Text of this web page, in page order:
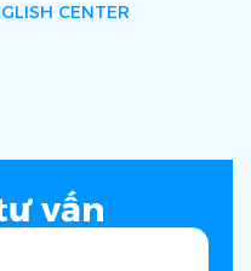
CENTER
vấn